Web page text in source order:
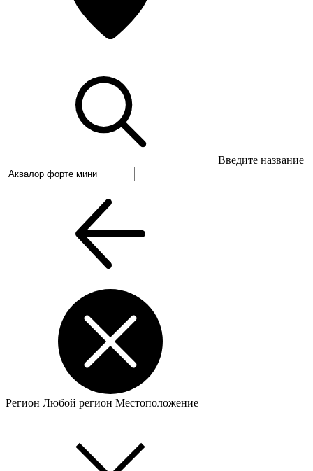
Введите название
Регион Любой регион Местоположение